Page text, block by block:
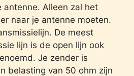
antenne. Alleen zal het
naar je antenne moeten.
De meest
lijn is de open lijn ook
Je zender is
belasting van 50 ohm zijn